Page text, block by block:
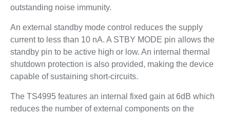
outstanding noise immunity.
An external standby mode control reduces the supply
current to less than 10 nA. A STBY MODE pin allows the
standby pin to be active high or low. An internal thermal
shutdown protection is also provided, making the device
capable of sustaining short-circuits.
The TS4995 features an internal fixed gain at 6dB which
reduces the number of external components on the